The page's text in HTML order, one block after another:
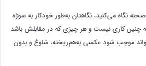
نگاه می‌کنید، نگاهتان به‌طور خودکار به سوژه
چنین کاری نیست و هر چیزی که در مقابلش باشد
موجب شود عکسی به‌هم‌ریخته، شلوغ و بدون